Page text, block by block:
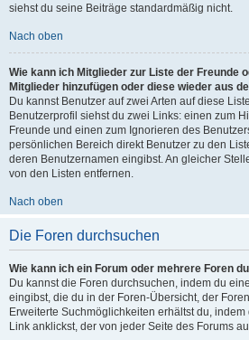
siehst du seine Beiträge standardmäßig nicht.
Nach oben
Wie kann ich Mitglieder zur Liste der Freunde
Mitglieder hinzufügen oder diese wieder aus
Du kannst Benutzer auf zwei Arten auf diese
Benutzerprofil siehst du zwei Links: einen zum
Freunde und einen zum Ignorieren des
persönlichen Bereich direkt Benutzer zu den
deren Benutzernamen eingibst. An gleicher
von den Listen entfernen.
Nach oben
Die Foren durchsuchen
Wie kann ich ein Forum oder mehrere Foren
Du kannst die Foren durchsuchen, indem du
eingibst, die du in der Foren-Übersicht, der
Erweiterte Suchmöglichkeiten erhältst du, indem
Link anklickst, der von jeder Seite des Forums